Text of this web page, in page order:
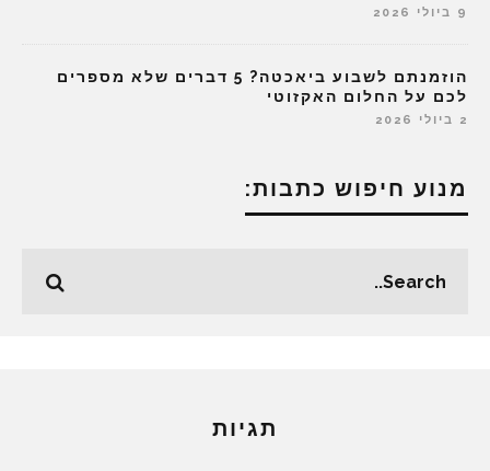
9 ביולי 2026
הוזמנתם לשבוע ביאכטה? 5 דברים שלא מספרים
לכם על החלום האקזוטי
2 ביולי 2026
מנוע חיפוש כתבות:
תגיות